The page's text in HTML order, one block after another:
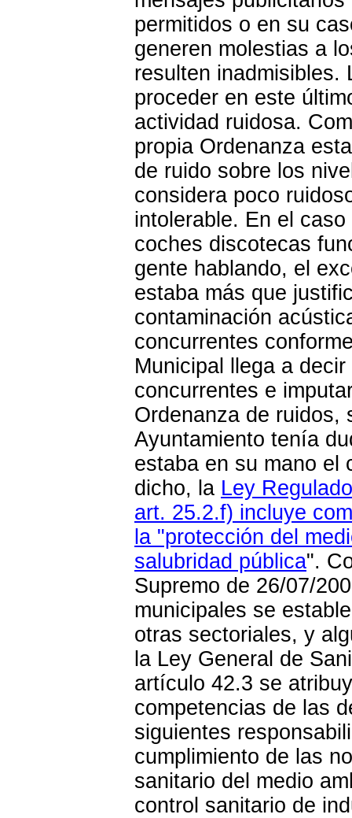
permitidos o en su
generen molestias a
resulten inadmisibles.
proceder en este
actividad ruidosa.
propia Ordenanza
de ruido sobre los
considera poco
intolerable. En el
coches discotecas
gente hablando, el
estaba más que
contaminación
concurrentes
Municipal llega a
concurrentes e
Ordenanza de
Ayuntamiento tenía
estaba en su mano el
dicho, la Ley
art. 25.2.f) incluye
la "protección del
salubridad pública".
Supremo de 26/07/
municipales se
otras sectoriales, y
la Ley General de
artículo 42.3 se
competencias de las
siguientes
cumplimiento de las
sanitario del medio
control sanitario de